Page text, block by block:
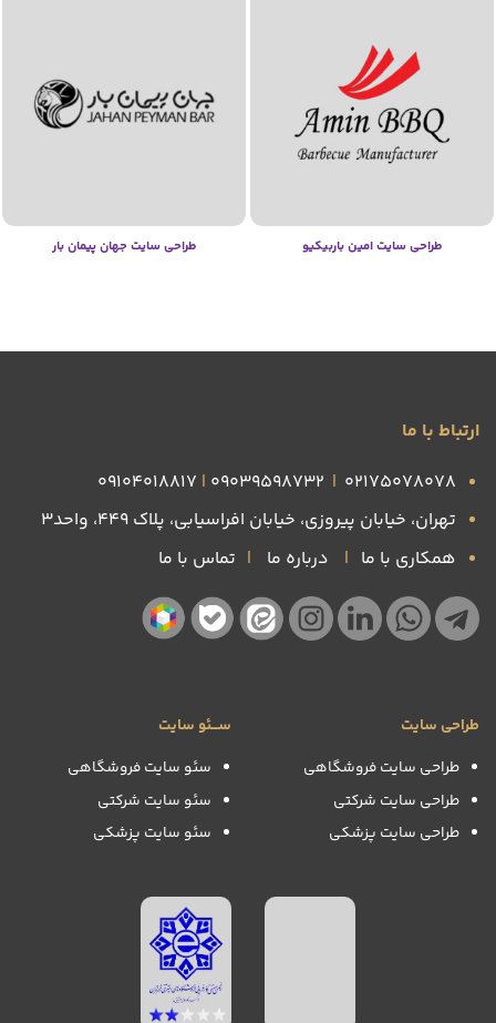
طراحی سایت امین باربیکیو طراحی سایت جهان پیمان بار
ارتباط با ما
۰۲۱۷۵۰۷۸۰۷۸ |
09039598732
|
09104018817
تهران، خیابان پیروزی، خیابان افراسیابی، پلاک ۴۴۹، واحد3
همکاری با ما | درباره ما | تماس با ما
طراحی سایت
طراحی سایت فروشگاهی
طراحی سایت شرکتی
طراحی سایت پزشکی
ســـئو سایت
سئو سایت فروشگاهی
سئو سایت شرکتی
سئو سایت پزشکی